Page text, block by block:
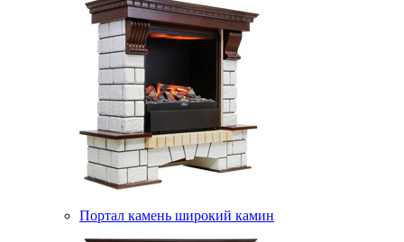
Портал камень широкий камин